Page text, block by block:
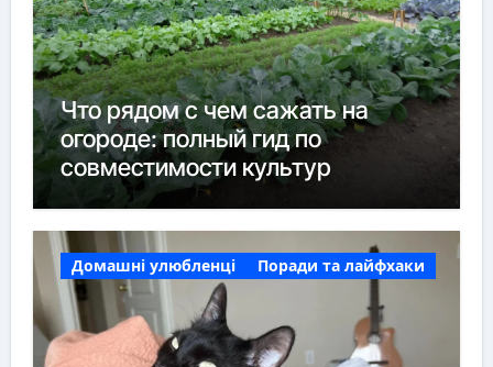
Что рядом с чем сажать на
огороде: полный гид по
совместимости культур
Домашні улюбленці Поради та лайфхаки